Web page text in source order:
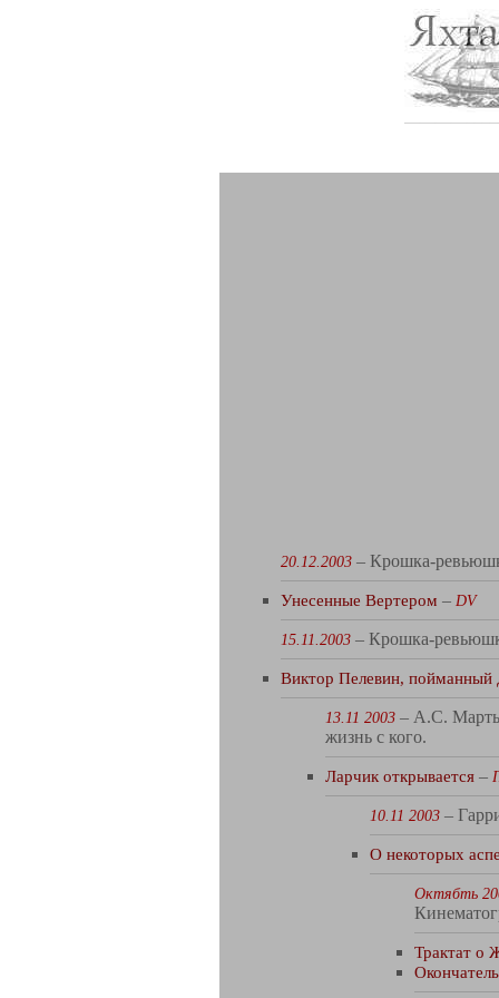
20.12.2003 – Крошка-
Унесенные Вертером – DV
15.11.2003 – Крошка-
Виктор Пелевин,
13.11 2003 – А.С.
жизнь с кого.
Ларчик открывается –
10.11 2003 –
О некоторых
Октябть
Трактат о